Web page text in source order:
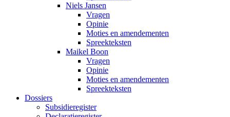
Niels Jansen
Vragen
Opinie
Moties en amendementen
Spreekteksten
Maikel Boon
Vragen
Opinie
Moties en amendementen
Spreekteksten
Dossiers
Subsidieregister